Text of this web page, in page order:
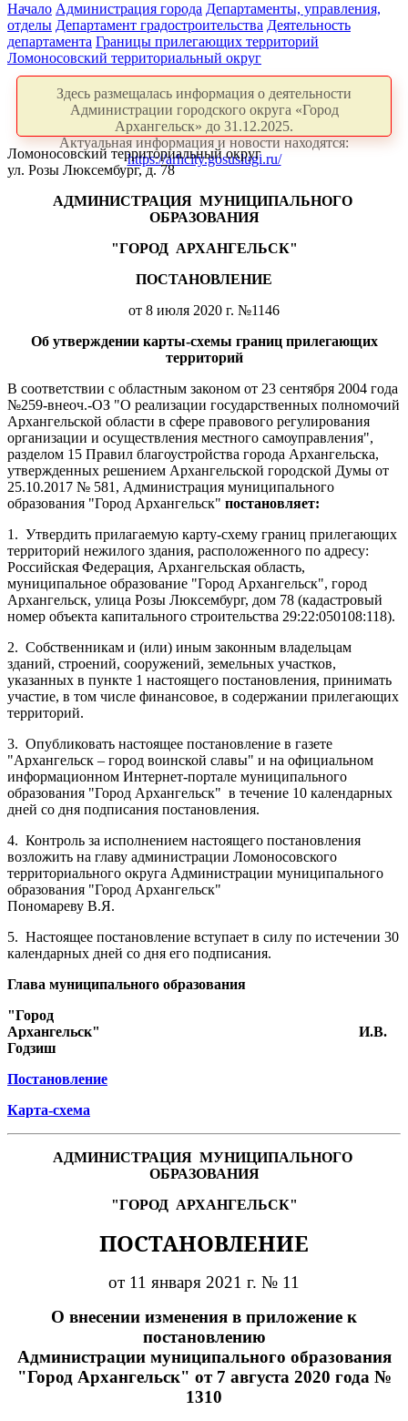
Начало Администрация города Департаменты, управления,
отделы Департамент градостроительства Деятельность
департамента Границы прилегающих территорий
Ломоносовский территориальный округ
Здесь размещалась информация о деятельности
Администрации городского округа «Город
Архангельск» до 31.12.2025.
Актуальная информация и новости находятся:
https://arhcity.gosuslugi.ru/
Ломоносовский территориальный округ
ул. Розы Люксембург, д. 78
АДМИНИСТРАЦИЯ МУНИЦИПАЛЬНОГО
ОБРАЗОВАНИЯ
"ГОРОД АРХАНГЕЛЬСК"
ПОСТАНОВЛЕНИЕ
от 8 июля 2020 г. №1146
Об утверждении карты-схемы границ прилегающих
территорий
В соответствии с областным законом от 23 сентября 2004 года
№259-внеоч.-ОЗ "О реализации государственных полномочий
Архангельской области в сфере правового регулирования
организации и осуществления местного самоуправления",
разделом 15 Правил благоустройства города Архангельска,
утвержденных решением Архангельской городской Думы от
25.10.2017 № 581, Администрация муниципального
образования "Город Архангельск" постановляет:
1. Утвердить прилагаемую карту-схему границ прилегающих
территорий нежилого здания, расположенного по адресу:
Российская Федерация, Архангельская область,
муниципальное образование "Город Архангельск", город
Архангельск, улица Розы Люксембург, дом 78 (кадастровый
номер объекта капитального строительства 29:22:050108:118).
2. Собственникам и (или) иным законным владельцам
зданий, строений, сооружений, земельных участков,
указанных в пункте 1 настоящего постановления, принимать
участие, в том числе финансовое, в содержании прилегающих
территорий.
3. Опубликовать настоящее постановление в газете
"Архангельск – город воинской славы" и на официальном
информационном Интернет-портале муниципального
образования "Город Архангельск" в течение 10 календарных
дней со дня подписания постановления.
4. Контроль за исполнением настоящего постановления
возложить на главу администрации Ломоносовского
территориального округа Администрации муниципального
образования "Город Архангельск"
Пономареву В.Я.
5. Настоящее постановление вступает в силу по истечении 30
календарных дней со дня его подписания.
Глава муниципального образования
"Город
Архангельск"
И.В.
Годзиш
Постановление
Карта-схема
АДМИНИСТРАЦИЯ МУНИЦИПАЛЬНОГО
ОБРАЗОВАНИЯ
"ГОРОД АРХАНГЕЛЬСК"
ПОСТАНОВЛЕНИЕ
от 11 января 2021 г. № 11
О внесении изменения в приложение к
постановлению
Администрации муниципального образования
"Город Архангельск" от 7 августа 2020 года №
1310